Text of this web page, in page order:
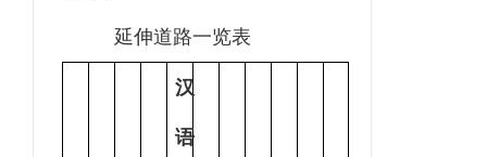
延伸道路一览表
汉
语